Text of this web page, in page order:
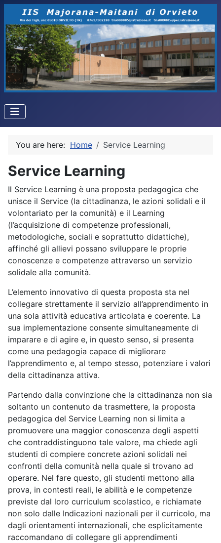
You are here: Home Service Learning
Service Learning
Il Service Learning è una proposta pedagogica che
unisce il Service (la cittadinanza, le azioni solidali e il
volontariato per la comunità) e il Learning
(l’acquisizione di competenze professionali,
metodologiche, sociali e soprattutto didattiche),
affinché gli allievi possano sviluppare le proprie
conoscenze e competenze attraverso un servizio
solidale alla comunità.
L’elemento innovativo di questa proposta sta nel
collegare strettamente il servizio all’apprendimento in
una sola attività educativa articolata e coerente. La
sua implementazione consente simultaneamente di
imparare e di agire e, in questo senso, si presenta
come una pedagogia capace di migliorare
l’apprendimento e, al tempo stesso, potenziare i valori
della cittadinanza attiva.
Partendo dalla convinzione che la cittadinanza non sia
soltanto un contenuto da trasmettere, la proposta
pedagogica del Service Learning non si limita a
promuovere una maggior conoscenza degli aspetti
che contraddistinguono tale valore, ma chiede agli
studenti di compiere concrete azioni solidali nei
confronti della comunità nella quale si trovano ad
operare. Nel fare questo, gli studenti mettono alla
prova, in contesti reali, le abilità e le competenze
previste dal loro curriculum scolastico, e richiamate
non solo dalle Indicazioni nazionali per il curricolo, ma
dagli orientamenti internazionali, che esplicitamente
raccomandano di collegare gli apprendimenti